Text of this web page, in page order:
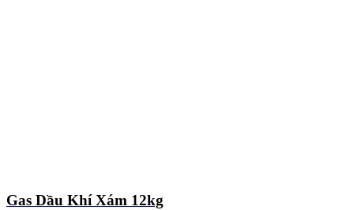
Gas Dầu Khí Xám 12kg